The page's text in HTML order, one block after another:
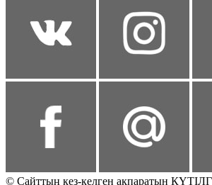
© Сайттың кез-келген ақпаратын